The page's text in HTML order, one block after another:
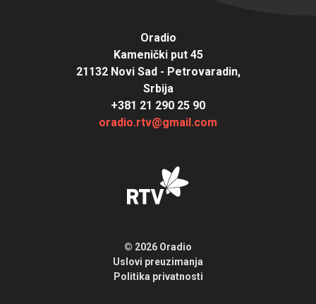
Oradio
Kamenički put 45
21132 Novi Sad - Petrovaradin,
Srbija
+381 21 290 25 90
oradio.rtv@gmail.com
© 2026 Oradio
Uslovi preuzimanja
Politika privatnosti